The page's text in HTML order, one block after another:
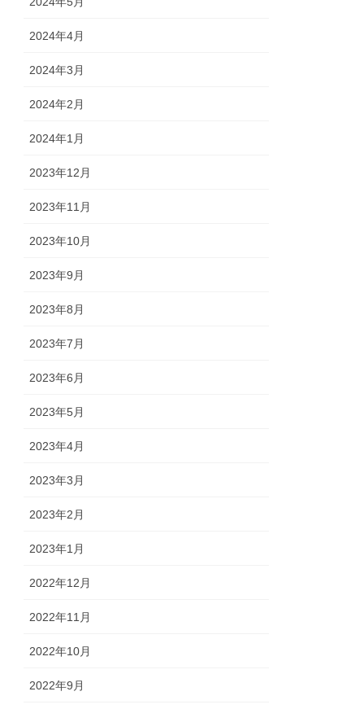
2024年4月
2024年3月
2024年2月
2024年1月
2023年12月
2023年11月
2023年10月
2023年9月
2023年8月
2023年7月
2023年6月
2023年5月
2023年4月
2023年3月
2023年2月
2023年1月
2022年12月
2022年11月
2022年10月
2022年9月